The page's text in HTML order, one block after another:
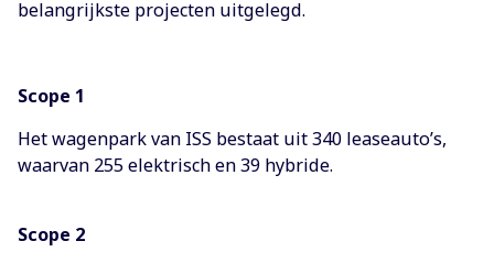
belangrijkste projecten uitgelegd.
Scope 1
Het wagenpark van ISS bestaat uit 340 leaseauto’s,
waarvan 255 elektrisch en 39 hybride.
Scope 2